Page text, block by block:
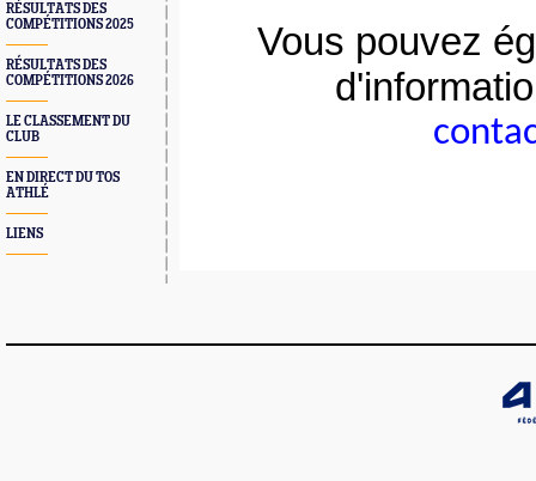
RÉSULTATS DES
COMPÉTITIONS 2025
RÉSULTATS DES
COMPÉTITIONS 2026
LE CLASSEMENT DU
CLUB
EN DIRECT DU TOS
ATHLÉ
LIENS
Vous pouvez